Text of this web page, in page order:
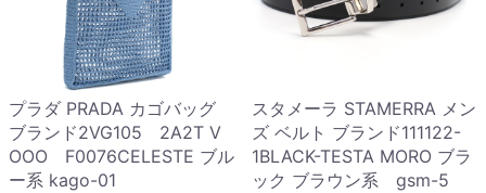
プラダ PRADA カゴバッグ
ブランド2VG105 2A2T V
OOO F0076CELESTE ブル
ー系 kago-01
スタメーラ STAMERRA メン
ズ ベルト ブランド111122-
1BLACK-TESTA MORO ブラ
ック ブラウン系 gsm-5